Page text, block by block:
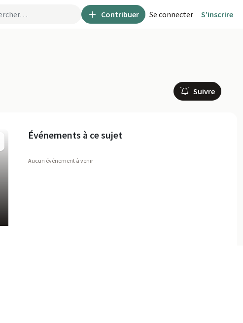
Contribuer Se connecter S’inscrire
Suivre
Événements à ce sujet
Aucun événement à venir